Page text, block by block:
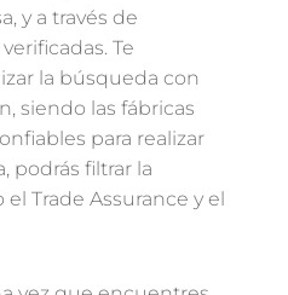
y a través de
Te
la búsqueda con
siendo las fábricas
para realizar
podrás filtrar la
Trade Assurance y el